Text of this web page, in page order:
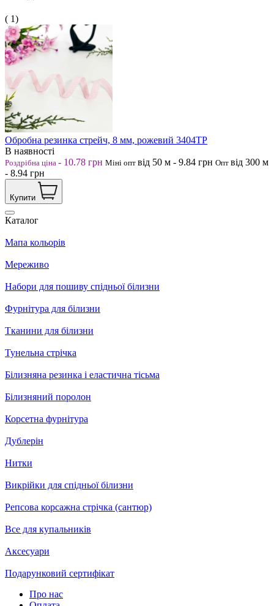
( 1)
Обробна резинка стрейч, 8 мм, рожевий 3404ТР
В наявності
Роздрібна ціна - 10.78 грн Міні опт від 50 м - 9.84 грн Опт від 300 м
- 8.94 грн
Купити
Каталог
Мапа кольорів
Мереживо
Набори для пошиву спідньої білизни
Фурнітура для білизни
Тканини для білизни
Тунельна стрічка
Білизняна резинка і еластична тісьма
Білизняний поролон
Корсетна фурнітура
Дублерін
Нитки
Викрійки для спідньої білизни
Репсова корсажна стрічка (сантюр)
Все для купальників
Аксесуари
Подарунковий сертифікат
Про нас